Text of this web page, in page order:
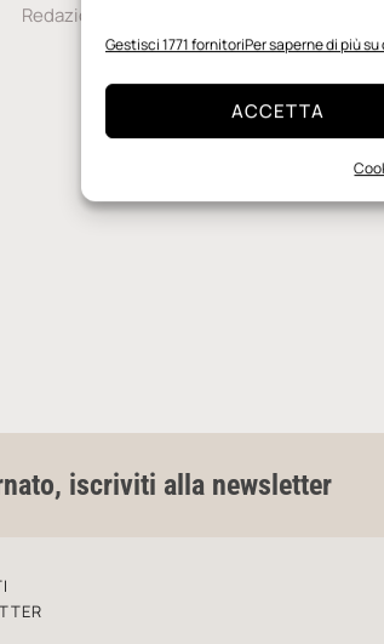
Gestisci 1771 fornitoriPer saperne di più
ACCETTA
Redazione
iscriviti alla newsletter